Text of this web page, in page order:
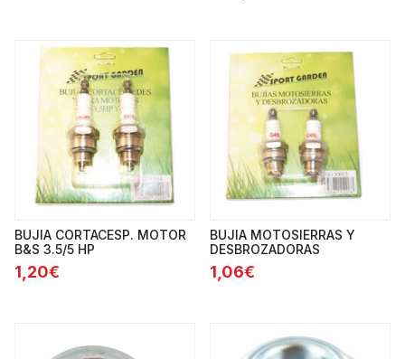
BUJIA CORTACESP. MOTOR
B&S 3.5/5 HP
1,20€
BUJIA MOTOSIERRAS Y
DESBROZADORAS
1,06€